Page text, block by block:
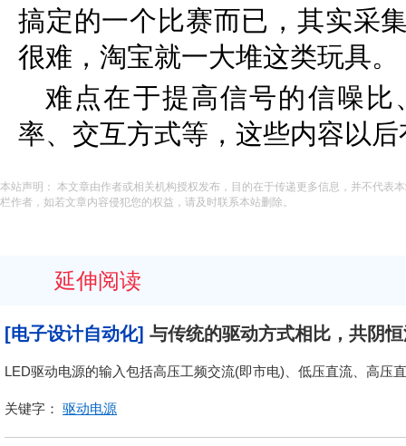
搞定的一个比赛而已，其实采
很难，淘宝就一大堆这类玩具。
难点在于提高信号的信噪
率、交互方式等，这些内容以
本站声明： 本文章由作者或相关机构授权发布，目的在于传递更多信息，并不代表
栏作者，如若文章内容侵犯您的权益，请及时联系本站删除。
延伸阅读
[电子设计自动化] 与传统的驱动方式相比，共阴
LED驱动电源的输入包括高压工频交流(即市电)、低压直流、高压
关键字： 驱动电源